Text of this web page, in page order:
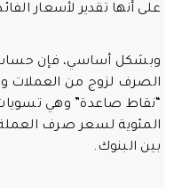
على أنها تقدير لأسعار
وبشكل أساسي، فإن
الصرف لزوج من العملات
“نقاط صاعدة” وهي
المئوية لسعر صرف العملة
بين البنوك.